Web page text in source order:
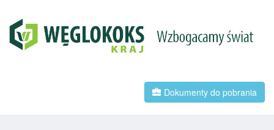
Dokumenty do pobrania